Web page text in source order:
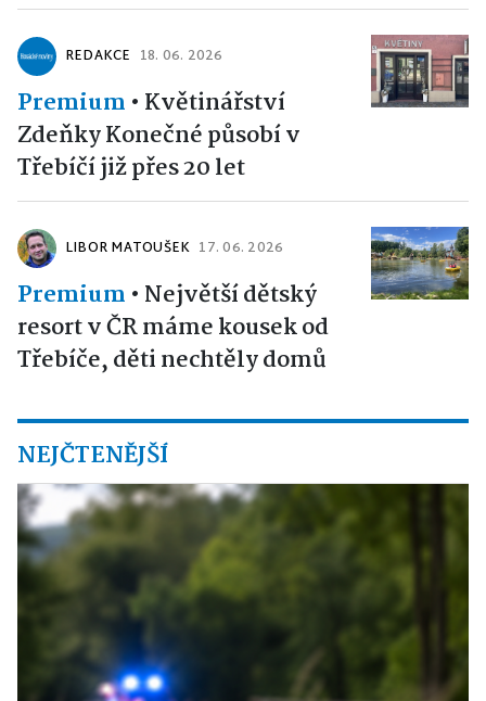
REDAKCE 18. 06. 2026
Premium • Květinářství
Zdeňky Konečné působí v
Třebíčí již přes 20 let
LIBOR MATOUŠEK 17. 06. 2026
Premium • Největší dětský
resort v ČR máme kousek od
Třebíče, děti nechtěly domů
NEJČTENĚJŠÍ